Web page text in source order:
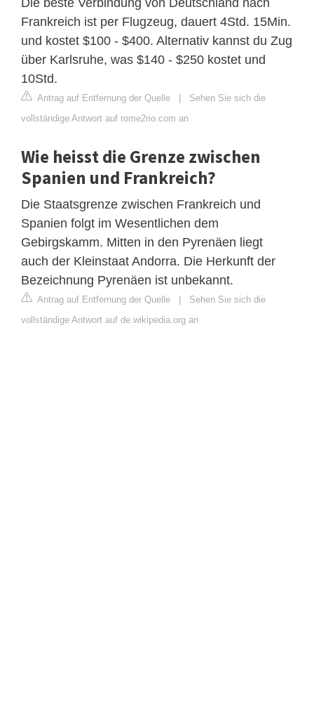
Frankreich ist per Flugzeug, dauert 4Std. 15Min.
und kostet $100 - $400. Alternativ kannst du Zug
über Karlsruhe, was $140 - $250 kostet und
10Std.
Antrag auf Entfernung der Quelle | Sehen Sie sich die
vollständige Antwort auf rome2rio.com an
Wie heisst die Grenze zwischen
Spanien und Frankreich?
Die Staatsgrenze zwischen Frankreich und
Spanien folgt im Wesentlichen dem
Gebirgskamm. Mitten in den Pyrenäen liegt
auch der Kleinstaat Andorra. Die Herkunft der
Bezeichnung Pyrenäen ist unbekannt.
Antrag auf Entfernung der Quelle | Sehen Sie sich die
vollständige Antwort auf de.wikipedia.org an